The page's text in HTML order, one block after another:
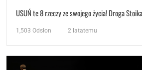
USUŃ te 8 rzeczy ze swojego życia! Droga
1,503 Odsłon 2 latatemu